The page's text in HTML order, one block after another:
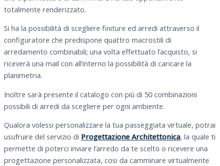
totalmente renderizzato.
Si ha la possibilità di scegliere finiture ed arredi attraverso il
configuratore che predispone quattro macrostili di
arredamento combinabili; una volta effettuato l’acquisto, si
riceverà una mail con all’interno la possibilità di caricare la
planimetria.
Inoltre sarà presente il catalogo con più di 50 combinazioni
possibili di arredi da scegliere per ogni ambiente.
Qualora volessi personalizzare la tua passeggiata virtuale, potrai
usufruire del servizio di Progettazione Architettonica, la quale ti
permette di poterci inviare l’arredo da te scelto o ricevere una
progettazione personalizzata, cosi da camminare virtualmente